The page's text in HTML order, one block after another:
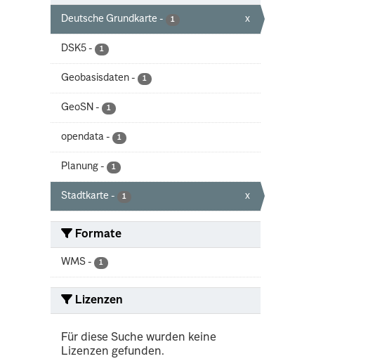
Deutsche Grundkarte - 1 x
DSK5 - 1
Geobasisdaten - 1
GeoSN - 1
opendata - 1
Planung - 1
Stadtkarte - 1 x
Formate
WMS - 1
Lizenzen
Für diese Suche wurden keine
Lizenzen gefunden.